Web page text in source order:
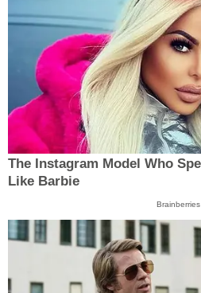
The Instagram Model Who
Like Barbie
Brainberries